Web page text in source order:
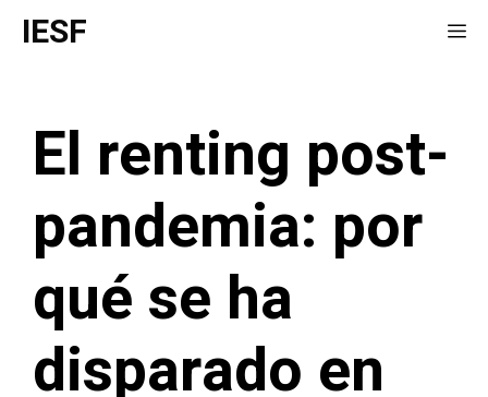
Saltar
IESF
El renting post-
pandemia: por
qué se ha
disparado en